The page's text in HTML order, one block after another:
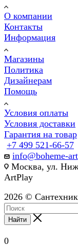
О компании
Контакты
Информация
Магазины
Политика
Дизайнерам
Помощь
Условия оплаты
Условия доставки
Гарантия на товар
+7 499 521-66-57
info@boheme-
Москва, ул.
ArtPlay
2026 ©
Найти
0